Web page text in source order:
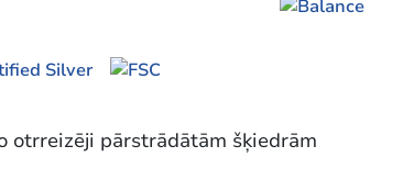
otrreizēji pārstrādātām šķiedrām